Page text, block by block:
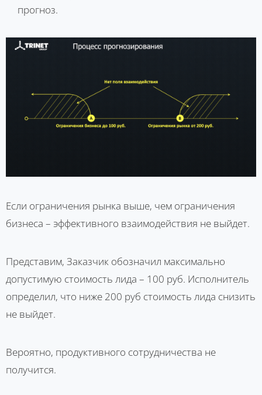
прогноз.
Если ограничения рынка выше, чем ограничения
бизнеса – эффективного взаимодействия не выйдет.
Представим, Заказчик обозначил максимально
допустимую стоимость лида – 100 руб. Исполнитель
определил, что ниже 200 руб стоимость лида снизить
не выйдет.
Вероятно, продуктивного сотрудничества не
получится.